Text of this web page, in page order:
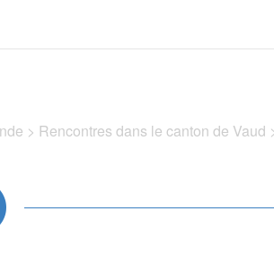
> Rencontres dans le canton de Vaud